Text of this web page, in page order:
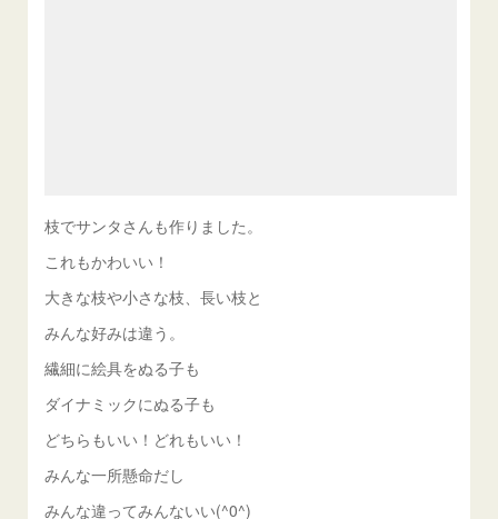
枝でサンタさんも作りました。
これもかわいい！
大きな枝や小さな枝、長い枝と
みんな好みは違う。
繊細に絵具をぬる子も
ダイナミックにぬる子も
どちらもいい！どれもいい！
みんな一所懸命だし
みんな違ってみんないい(^0^)